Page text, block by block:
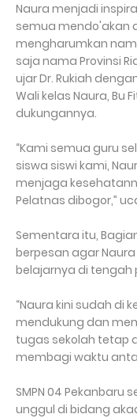
Naura menjadi
semua mendo'akan
mengharumkan
saja nama Provinsi
ujar Dr. Rukiah
Wali kelas Naura, Bu
dukungannya.
“Kami semua guru
siswa siswi kami,
menjaga
Pelatnas dibogor,”
Sementara itu,
berpesan agar
belajarnya di
“Naura kini sudah di
mendukung dan
tugas sekolah tetap
membagi waktu
SMPN 04 Pekanbaru
unggul di bidang